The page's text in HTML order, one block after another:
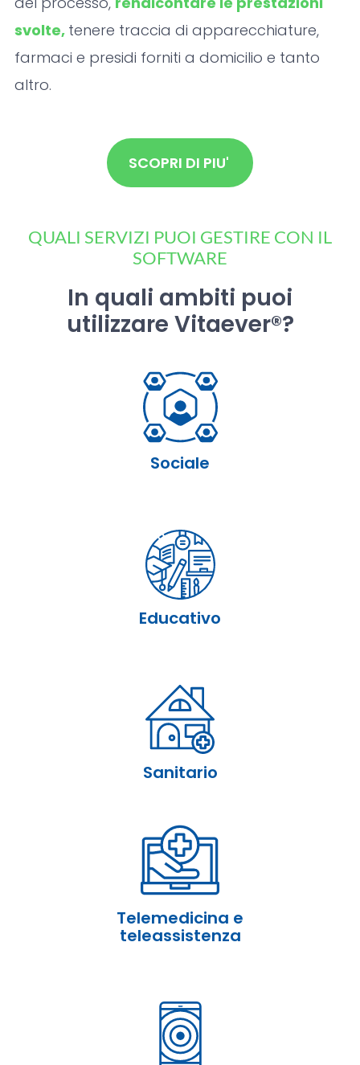
svolte, tenere traccia di apparecchiature,
farmaci e presidi forniti a domicilio e tanto
altro.
SCOPRI DI PIU'
QUALI SERVIZI PUOI GESTIRE CON IL
SOFTWARE
In quali ambiti puoi
utilizzare Vitaever®?
Sociale
Educativo
Sanitario
Telemedicina e
teleassistenza